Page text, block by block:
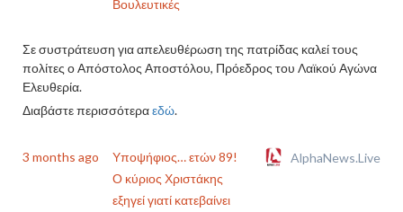
Βουλευτικές
Σε συστράτευση για απελευθέρωση της πατρίδας καλεί τους
πολίτες ο Απόστολος Αποστόλου, Πρόεδρος του Λαϊκού Αγώνα
Ελευθερία.
Διαβάστε περισσότεραεδώ.
3 months ago
Υποψήφιος… ετών 89!
Ο κύριος Χριστάκης
εξηγεί γιατί κατεβαίνει
AlphaNews.Live